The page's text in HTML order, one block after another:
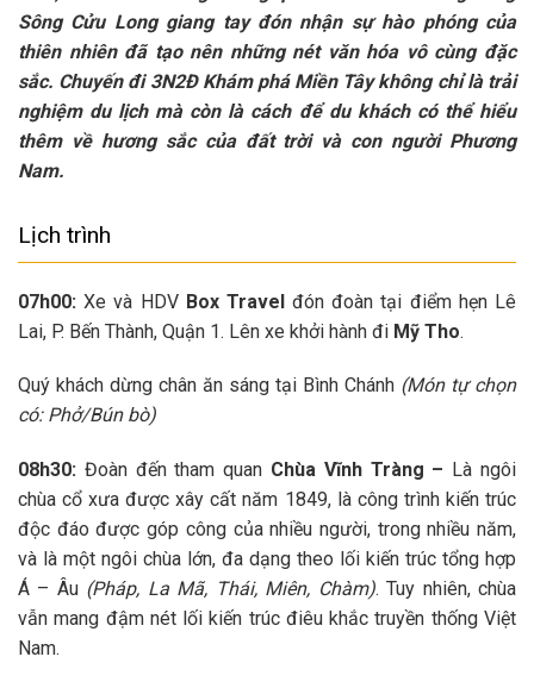
Sông Cửu Long giang tay đón nhận sự hào phóng của
thiên nhiên đã tạo nên những nét văn hóa vô cùng đặc
sắc. Chuyến đi 3N2Đ Khám phá Miền Tây không chỉ là trải
nghiệm du lịch mà còn là cách để du khách có thể hiểu
thêm về hương sắc của đất trời và con người Phương
Nam.
Lịch trình
07h00: Xe và HDV Box Travel đón đoàn tại điểm hẹn Lê
Lai, P. Bến Thành, Quận 1. Lên xe khởi hành đi Mỹ Tho.
Quý khách dừng chân ăn sáng tại Bình Chánh (Món tự chọn
có: Phở/Bún bò)
08h30: Đoàn đến tham quan Chùa Vĩnh Tràng – Là ngôi
chùa cổ xưa được xây cất năm 1849,là công trình kiến trúc
độc đáo được góp công của nhiều người, trong nhiều năm,
và là một ngôi chùa lớn, đa dạng theo lối kiến trúc tổng hợp
Á – Âu (Pháp, La Mã, Thái, Miên, Chàm). Tuy nhiên, chùa
vẫn mang đậm nét lối kiến trúc điêu khắc truyền thống Việt
Nam.